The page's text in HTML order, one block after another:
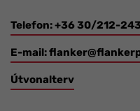
Telefon: +36 30/212-
E-mail:
Útvonalterv